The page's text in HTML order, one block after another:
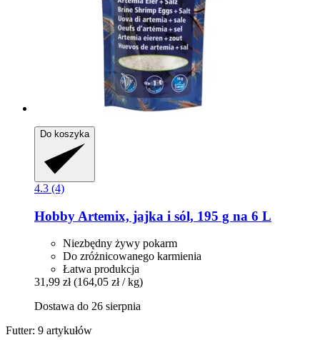
Do koszyka
4.3 (4)
Hobby Artemix, jajka i sól, 195 g na 6 L
Niezbędny żywy pokarm
Do zróżnicowanego karmienia
Łatwa produkcja
31,99 zł (164,05 zł / kg)
Dostawa do 26 sierpnia
Futter: 9 artykułów